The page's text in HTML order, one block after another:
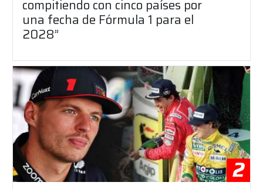
compitiendo con cinco países por
una fecha de Fórmula 1 para el
2028”
2